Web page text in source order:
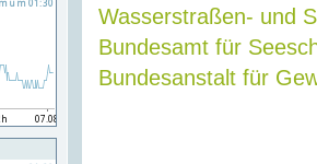
Wasserstraßen- und
Bundesamt für
Bundesanstalt für